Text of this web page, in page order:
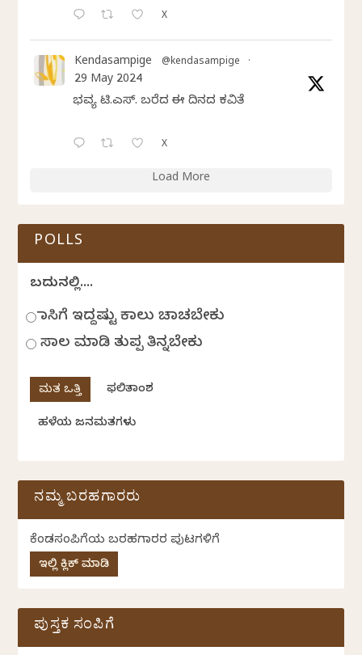
X
Kendasampige @kendasampige ·
29 May 2024
ಭವ್ಯ ಟಿ.ಎಸ್. ಬರೆದ ಈ ದಿನದ ಕವಿತೆ
X
Load More
POLLS
ಬದುಕಿನಲ್ಲಿ....
ಹಾಸಿಗೆ ಇದ್ದಷ್ಟು ಕಾಲು ಚಾಚಬೇಕು
ಸಾಲ ಮಾಡಿ ತುಪ್ಪ ತಿನ್ನಬೇಕು
ಫಲಿತಾಂಶ
ಹಳೆಯ ಜನಮತಗಳು
ನಮ್ಮ ಬರಹಗಾರರು
ಕೆಂಡಸಂಪಿಗೆಯ ಬರಹಗಾರರ ಪುಟಗಳಿಗೆ
ಇಲ್ಲಿ ಕ್ಲಿಕ್ ಮಾಡಿ
ಪುಸ್ತಕ ಸಂಪಿಗೆ